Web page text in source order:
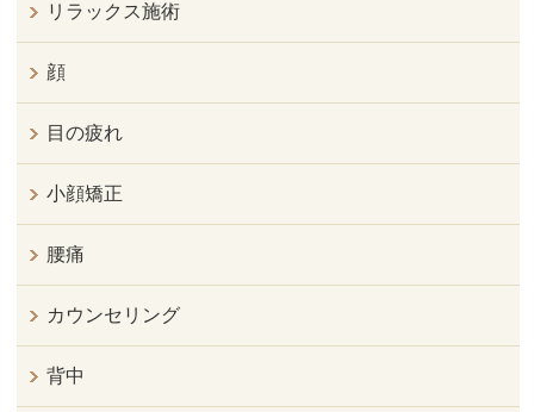
リラックス施術
顔
目の疲れ
小顔矯正
腰痛
カウンセリング
背中